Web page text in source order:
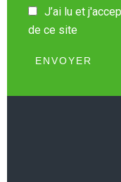
J’ai lu et
de ce site
ENVOYER